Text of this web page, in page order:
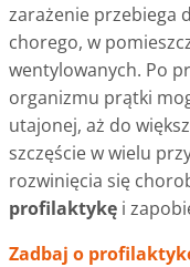
zarażenie przebiega
chorego, w
wentylowanych. Po
organizmu prątki
utajonej, aż do
szczęście w wielu
rozwinięcia się
profilaktykę i
Zadbaj o